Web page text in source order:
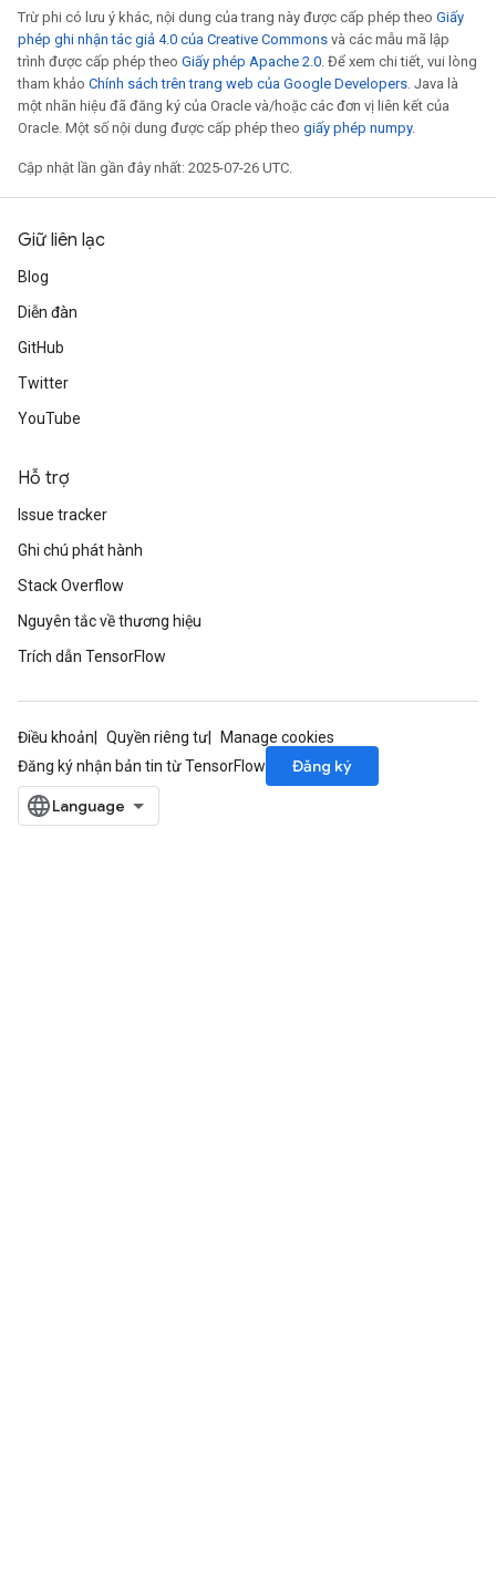
Trừ phi có lưu ý khác, nội dung của trang này được cấp phép theo Giấy
phép ghi nhận tác giả 4.0 của Creative Commons và các mẫu mã lập
trình được cấp phép theo Giấy phép Apache 2.0. Để xem chi tiết, vui lòng
tham khảo Chính sách trên trang web của Google Developers. Java là
một nhãn hiệu đã đăng ký của Oracle và/hoặc các đơn vị liên kết của
Oracle. Một số nội dung được cấp phép theo giấy phép numpy.
Cập nhật lần gần đây nhất: 2025-07-26 UTC.
Giữ liên lạc
Blog
Diễn đàn
GitHub
Twitter
YouTube
Hỗ trợ
Issue tracker
Ghi chú phát hành
Stack Overflow
Nguyên tắc về thương hiệu
Trích dẫn TensorFlow
Điều khoản Quyền riêng tư
Manage cookies
Đăng ký nhận bản tin từ TensorFlow
Đăng ký